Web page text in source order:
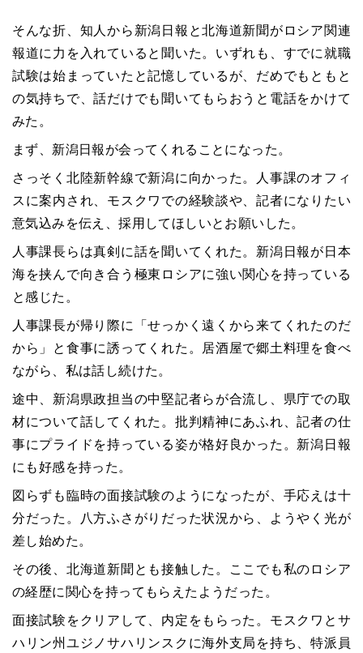
そんな折、知人から新潟日報と北海道新聞がロシア関連
報道に力を入れていると聞いた。いずれも、すでに就職
試験は始まっていたと記憶しているが、だめでもともと
の気持ちで、話だけでも聞いてもらおうと電話をかけて
みた。
まず、新潟日報が会ってくれることになった。
さっそく北陸新幹線で新潟に向かった。人事課のオフィ
スに案内され、モスクワでの経験談や、記者になりたい
意気込みを伝え、採用してほしいとお願いした。
人事課長らは真剣に話を聞いてくれた。新潟日報が日本
海を挟んで向き合う極東ロシアに強い関心を持っている
と感じた。
人事課長が帰り際に「せっかく遠くから来てくれたのだ
から」と食事に誘ってくれた。居酒屋で郷土料理を食べ
ながら、私は話し続けた。
途中、新潟県政担当の中堅記者らが合流し、県庁での取
材について話してくれた。批判精神にあふれ、記者の仕
事にプライドを持っている姿が格好良かった。新潟日報
にも好感を持った。
図らずも臨時の面接試験のようになったが、手応えは十
分だった。八方ふさがりだった状況から、ようやく光が
差し始めた。
その後、北海道新聞とも接触した。ここでも私のロシア
の経歴に関心を持ってもらえたようだった。
面接試験をクリアして、内定をもらった。モスクワとサ
ハリン州ユジノサハリンスクに海外支局を持ち、特派員